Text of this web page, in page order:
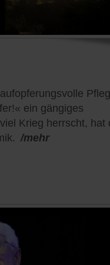
ein gängiges
Krieg herrscht, hat
/mehr